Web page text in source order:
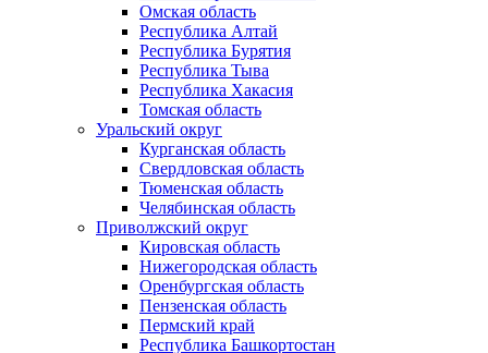
Омская область
Республика Алтай
Республика Бурятия
Республика Тыва
Республика Хакасия
Томская область
Уральский округ
Курганская область
Свердловская область
Тюменская область
Челябинская область
Приволжский округ
Кировская область
Нижегородская область
Оренбургская область
Пензенская область
Пермский край
Республика Башкортостан